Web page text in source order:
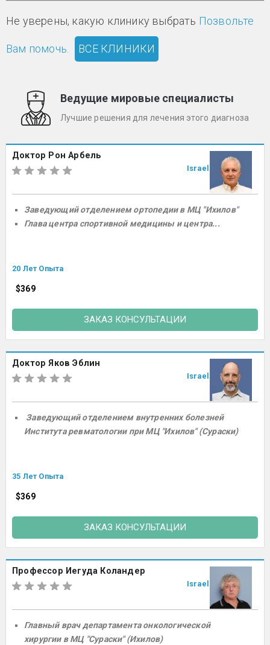
Не уверены, какую клинику выбрать Позвольте
Вам помочь. ВСЕ КЛИНИКИ
Ведущие мировые специалисты
Лучшие решения для лечения этого диагноза
Доктор Рон Арбель
Israel
Заведующий отделением ортопедии в МЦ "Ихилов"
Глава центра спортивной медицины и центра...
20 Лет Опыта
$369
ЗАКАЗ КОНСУЛЬТАЦИИ
Доктор Яков Эблин
Israel
Заведующий отделением внутренних болезней
Института ревматологии при МЦ "Ихилов" (Сураски)
35 Лет Опыта
$369
ЗАКАЗ КОНСУЛЬТАЦИИ
Профессор Иегуда Коландер
Israel
Главный врач департамента онкологической
хирургии в МЦ "Сураски" (Ихилов)